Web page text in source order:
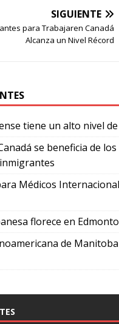
SIGUIENTE
para Trabajaren Canadá
Alcanza un Nivel Récord
tiene un alto nivel
se beneficia de los
Médicos
florece en
de